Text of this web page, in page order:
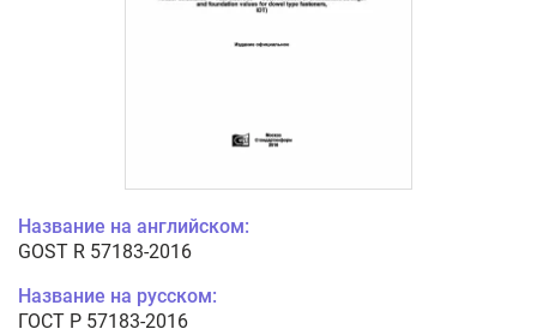
Название на английском:
GOST R 57183-2016
Название на русском:
ГОСТ Р 57183-2016